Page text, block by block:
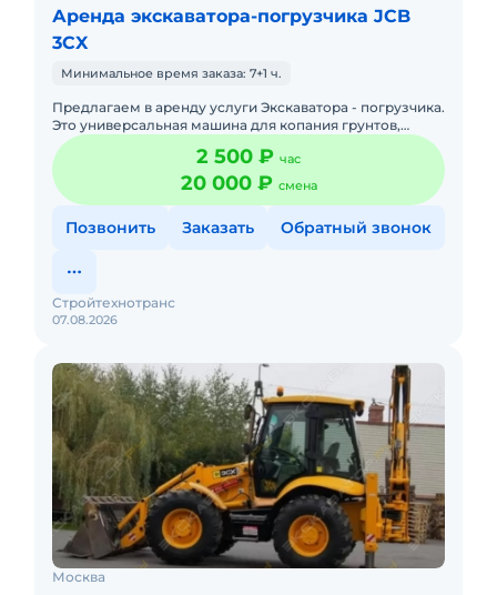
Аренда экскаватора-погрузчика JCB
3CX
Минимальное время заказа: 7+1 ч.
Предлагаем в аренду услуги Экскаватора - погрузчика.
Это универсальная машина для копания грунтов,
поднятия тяжелых грузов и их последующей
транспортировки, пла2 500 ₽ час
20 000 ₽ смена
Позвонить Заказать Обратный звонок
07.08.2026
Стройтехнотранс
Москва